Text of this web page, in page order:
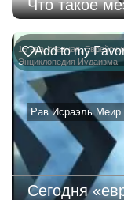
Что такое
15 ава,главная,
Энциклопедия Иудаизма
Рав Исраэль Меир
Add to my
Сегодня